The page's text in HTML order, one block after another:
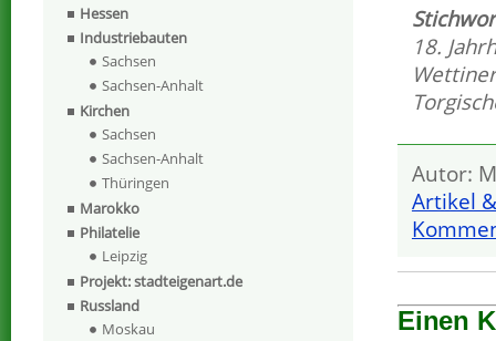
18.
Wettiner
Autor:
Artikel
Einen
Hessen
Industriebauten
Sachsen
Sachsen-Anhalt
Kirchen
Sachsen
Sachsen-Anhalt
Thüringen
Marokko
Philatelie
Leipzig
Projekt: stadteigenart.de
Russland
Moskau